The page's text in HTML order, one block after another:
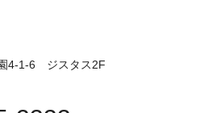
4-1-6 ジスタス2F